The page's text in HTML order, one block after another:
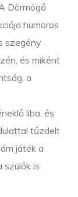
Dörmögő
humoros
szegény
és miként
a
liba, és
tűzdelt
játék a
szülők is